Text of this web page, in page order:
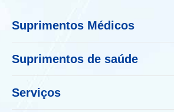
Suprimentos Médicos
Suprimentos de saúde
Serviços